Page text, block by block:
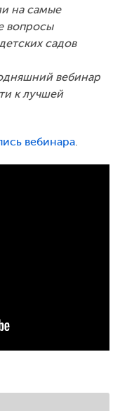
на самые
вопросы
садов
вебинар
к лучшей
вебинара.